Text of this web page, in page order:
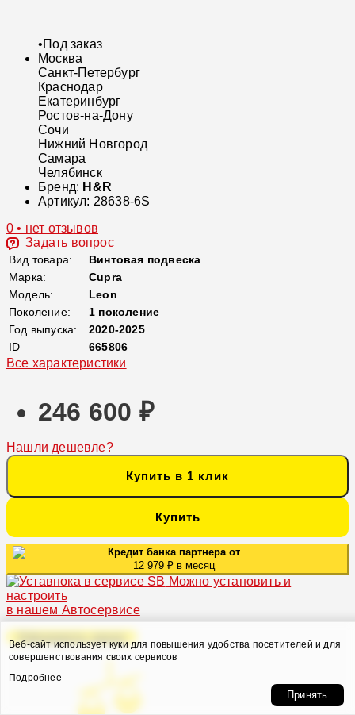
•Под заказ
Москва
Санкт-Петербург
Краснодар
Екатеринбург
Ростов-на-Дону
Сочи
Нижний Новгород
Самара
Челябинск
Бренд: H&R
Артикул: 28638-6S
0 • нет отзывов
Задать вопрос
Вид товара:
Винтовая подвеска
Марка:
Cupra
Модель:
Leon
Поколение:
1 поколение
Год выпуска:
2020-2025
ID
665806
Все характеристики
246 600 ₽
Нашли дешевле?
Купить в 1 клик
Купить
Кредит банка партнера от
12 979 ₽ в месяц
Можно установить и
настроить
в нашем Автосервисе
Оформить заказ
Веб-сайт использует куки для повышения удобства посетителей и для
совершенствования своих сервисов
Подробнее
Принять